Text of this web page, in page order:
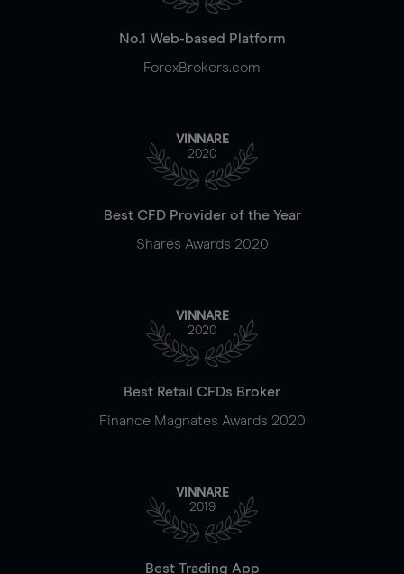
No.1 Web-based Platform
ForexBrokers.com
VINNARE
2020
Best CFD Provider of the Year
Shares Awards 2020
VINNARE
2020
Best Retail CFDs Broker
Finance Magnates Awards 2020
VINNARE
2019
Best Trading App